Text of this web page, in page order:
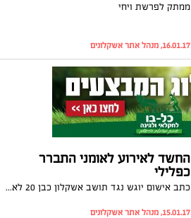
ממתק לפרשת ויחי
16.01.17, מנהל אתר אשקלונים
החשד לאירוע לאומני התברר
כפלילי
כתב אישום יוגש נגד תושב אשקלון כבן 20 לאחר שהתברר כי דקר תושב מהשטחים בעיר אשדוד. תחילה היה חשד כי מדובר באירוע לאומני, אך במהרה ועם התקדמות החקירה התברר כי בין השניים היכרות מוקדמת
15.01.17, מנהל אתר אשקלונים